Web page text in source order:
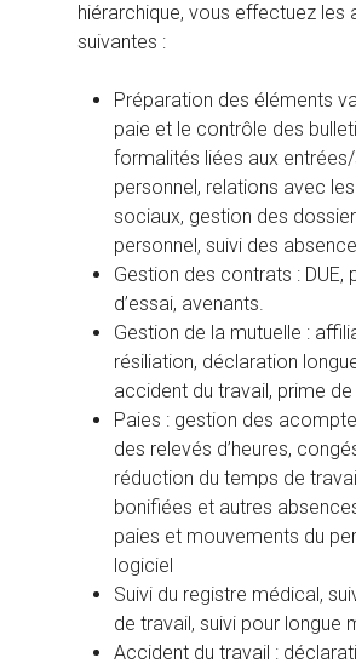
hiérarchique, vous effectuez les
suivantes :
Préparation des éléments
paie et le contrôle des
formalités liées aux
personnel, relations avec
sociaux, gestion des
personnel, suivi des
Gestion des contrats : DUE,
d’essai, avenants.
Gestion de la mutuelle :
résiliation, déclaration
accident du travail, prime
Paies : gestion des
des relevés d’heures,
réduction du temps de
bonifiées et autres
paies et mouvements du
logiciel
Suivi du registre médical,
de travail, suivi pour longue
Accident du travail :